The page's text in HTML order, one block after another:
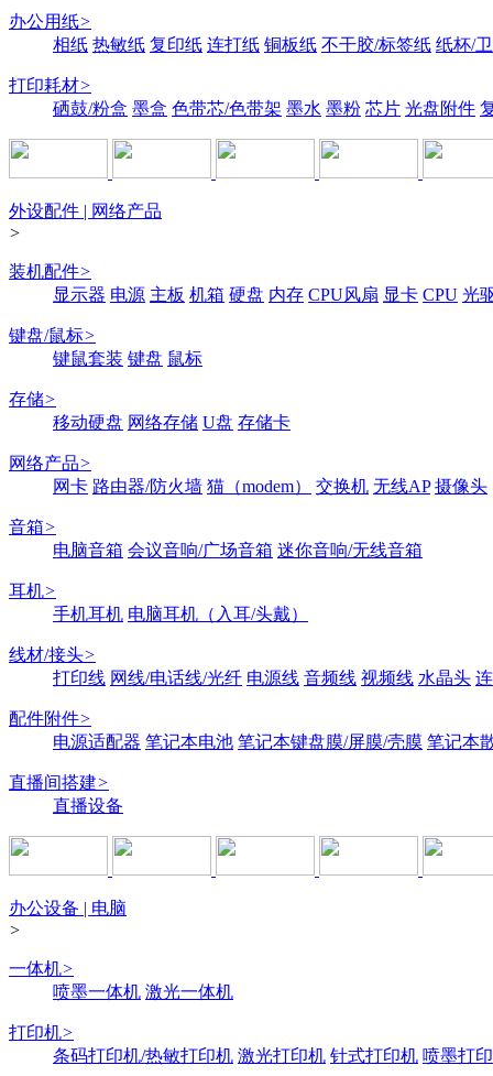
办公用纸>
相纸 热敏纸 复印纸 连打纸 铜板纸 不干胶/标签纸 纸杯/
打印耗材>
硒鼓/粉盒 墨盒 色带芯/色带架 墨水 墨粉 芯片 光盘附件
外设配件 | 网络产品
>
装机配件>
显示器 电源 主板 机箱 硬盘 内存 CPU风扇 显卡 CPU 光
键盘/鼠标>
键鼠套装 键盘 鼠标
存储>
移动硬盘 网络存储 U盘 存储卡
网络产品>
网卡 路由器/防火墙 猫（modem） 交换机 无线AP 摄像头
音箱>
电脑音箱 会议音响/广场音箱 迷你音响/无线音箱
耳机>
手机耳机 电脑耳机（入耳/头戴）
线材/接头>
打印线 网线/电话线/光纤 电源线 音频线 视频线 水晶头
配件附件>
电源适配器 笔记本电池 笔记本键盘膜/屏膜/壳膜 笔记本
直播间搭建>
直播设备
办公设备 | 电脑
>
一体机>
喷墨一体机 激光一体机
打印机>
条码打印机/热敏打印机 激光打印机 针式打印机 喷墨打